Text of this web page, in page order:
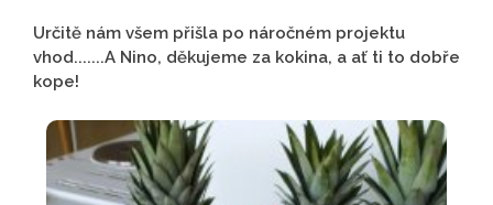
Určitě nám všem přišla po náročném projektu
vhod.......A Nino, děkujeme za kokina, a ať ti to dobře
kope!